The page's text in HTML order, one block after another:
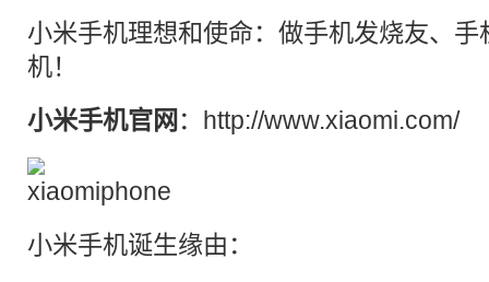
小米手机理想和使命：做手机发烧友、 手
机！
小米手机官网 ： http://www.xiaomi.com/
小米手机诞生缘由：